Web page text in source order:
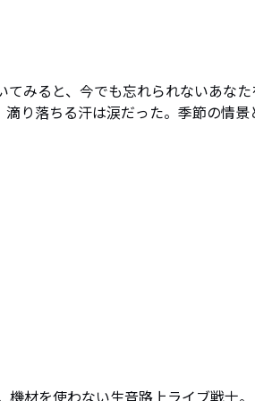
みると、今でも忘れられないあな
り落ちる汗は涙だった。季節の情景
材を使わない生音路上ライブ戦士。